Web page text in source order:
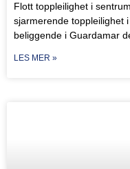
Flott toppleilighet i
sjarmerende toppleilighet
beliggende i Guardamar
LES MER »